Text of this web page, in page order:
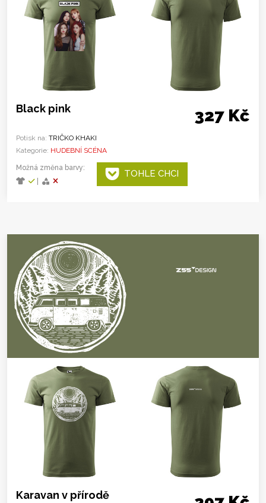
Black pink 327 Kč
Potisk na: TRIČKO KHAKI
Kategorie: HUDEBNÍ SCÉNA
Možná změna barvy:
TOHLE CHCI
Karavan v přírodě